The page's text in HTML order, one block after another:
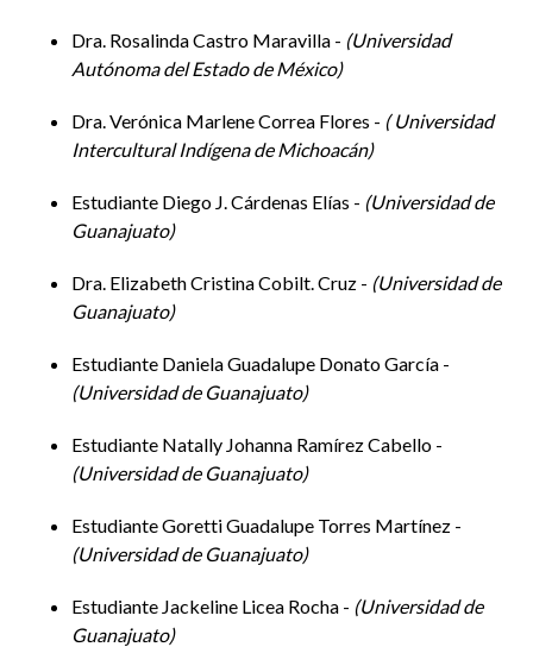
perspectivas de la representación política de grupos
históricamente vulnerados, rumbo a las elecciones
Orlando Espinosa González, UG
Crisis de agua en México, análisis desde la ciencia
política y la ecología política
Alex Caldera Ortega, UG-León
Hora: 14:00-16:00
Receso
Hora: 16:00-17:30
Dra. Rosalinda Castro Maravilla - Universidad
Autónoma del Estado de México
Dra. Verónica Marlene Correa Flores - Universidad
Intercultural Indígena de Michoacán
Estudiante Diego J. Cárdenas Elías - Universidad de
Guanajuato
Dra. Elizabeth Cristina Cobilt. Cruz - Universidad de
Guanajuato
Estudiante Daniela Guadalupe Donato García -
Universidad de Guanajuato
Estudiante Natally Johanna Ramírez Cabello -
Universidad de Guanajuato
Estudiante Goretti Guadalupe Torres Martínez -
Universidad de Guanajuato
Estudiante Jackeline Licea Rocha - Universidad de
Guanajuato